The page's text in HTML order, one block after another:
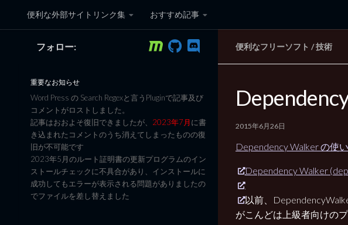
コンテンツへスキップ
便利な外部サイトリンク集 おすすめ記事
黒翼猫のコンピュータ日記 3rd
便利なフリーソフト /技術
2015年6月26日
Dependency Walker の使
Dependency Walker
以前、
がこんどは上級者向けの
フォロー:
重要なお知らせ
Word Press の Search Regexと言うPluginで記事及び
コメントがロストしました。
記事はおおよそ復旧できましたが、 2023年7月に書
き込まれたコメントのうち消えてしまったものの復
旧が不可能です
2023年5月のルート証明書の更新プログラムのイン
ストールチェックに不具合があり、インストールに
成功してもエラーが表示される問題がありましたの
でファイルを差し替えました